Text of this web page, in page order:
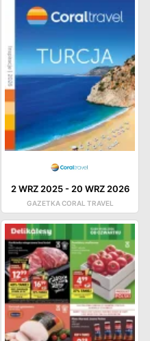
2 WRZ 2025-20 WRZ 2026
GAZETKA CORAL TRAVEL